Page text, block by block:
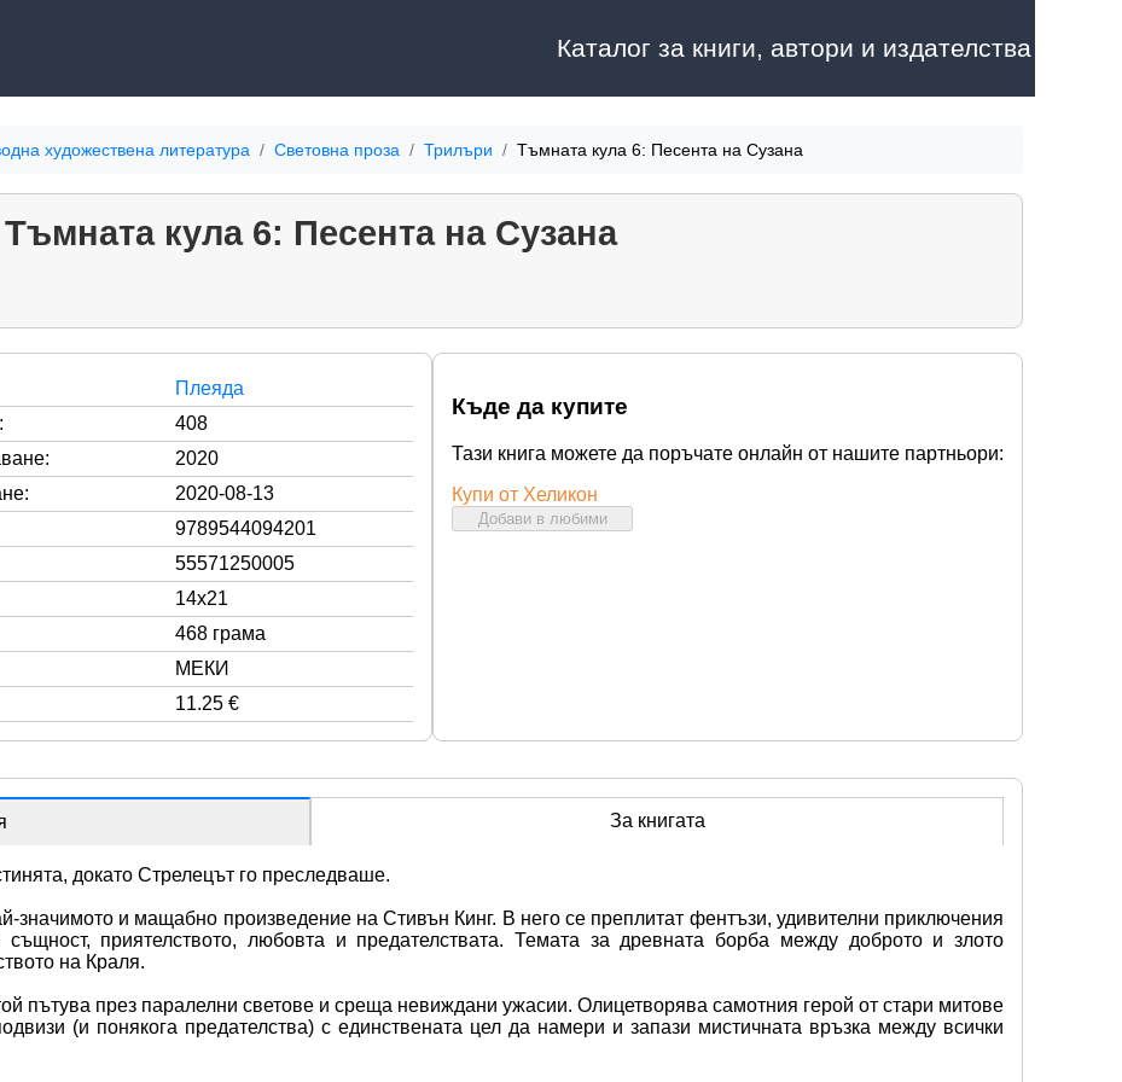
Каталог за книги, автори и издателства
художествена литература Световна проза Трилъри Тъмната кула 6: Песента на Сузана
Тъмната кула 6: Песента на Сузана
Плеяда
408
2020
2020-08-13
9789544094201
55571250005
14x21
468 грама
МЕКИ
11.25 €
Къде да купите
Тази книга можете да поръчате онлайн от нашите партньори:
Купи от Хеликон
Добави в любими
За книгата
докато Стрелецът го преследваше.
значимото и мащабно произведение на Стивън Кинг. В него се преплитат фентъзи, удивителни приключения
приятелството, любовта и предателствата. Темата за древната борба между доброто и злото
на Краля.
пътува през паралелни светове и среща невиждани ужасии. Олицетворява самотния герой от стари митове
(и понякога предателства) с единствената цел да намери и запази мистичната връзка между всички